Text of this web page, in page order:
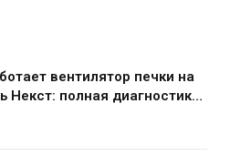
вентилятор печки на
Некст: полная диагностика